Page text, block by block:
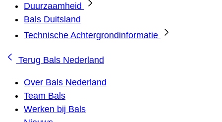
Duurzaamheid
Bals Duitsland
Technische Achtergrondinformatie
Terug Bals Nederland
Over Bals Nederland
Team Bals
Werken bij Bals